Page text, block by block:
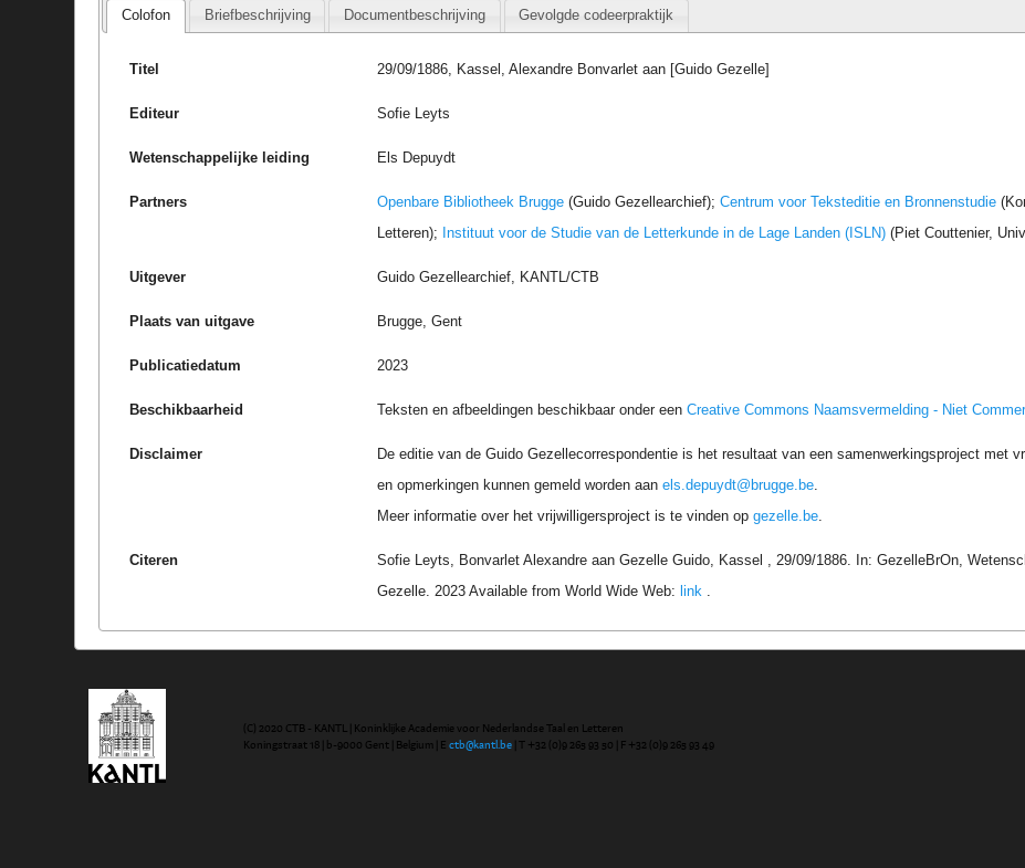
Colofon Briefbeschrijving Documentbeschrijving Gevolgde codeerpraktijk
Titel 29/09/1886, Kassel, Alexandre Bonvarlet aan [Guido Gezelle]
Editeur Sofie Leyts
Wetenschappelijke leiding Els Depuydt
Partners Openbare Bibliotheek Brugge (Guido Gezellearchief);Centrum voor Teksteditie en Bronnenstudie
Letteren); Instituut voor de Studie van de Letterkunde in de Lage Landen (ISLN) (Piet Couttenier,
Uitgever Guido Gezellearchief, KANTL/CTB
Plaats van uitgave Brugge, Gent
Publicatiedatum 2023
Beschikbaarheid Teksten en afbeeldingen beschikbaar onder eenCreative Commons Naamsvermelding - Niet
Disclaimer
De editie van de Guido Gezellecorrespondentie is het resultaat van een samenwerkingsproject met
en opmerkingen kunnen gemeld worden aanels.depuydt@brugge.be
Meer informatie over het vrijwilligersproject is te vinden opgezelle.be
Citeren
Sofie Leyts, Bonvarlet Alexandre aan Gezelle Guido, Kassel , 29/09/1886. In: GezelleBrOn,
Gezelle. 2023 Available from World Wide Web: link
(C) 2020 CTB - KANTL | Koninklijke Academie voor Nederlandse Taal en Letteren
Koningstraat 18 | b-9000 Gent | Belgium | Ectb@kantl.be | T +32 (0)9 265 93 50 | F +32 (0)9 265 93 49